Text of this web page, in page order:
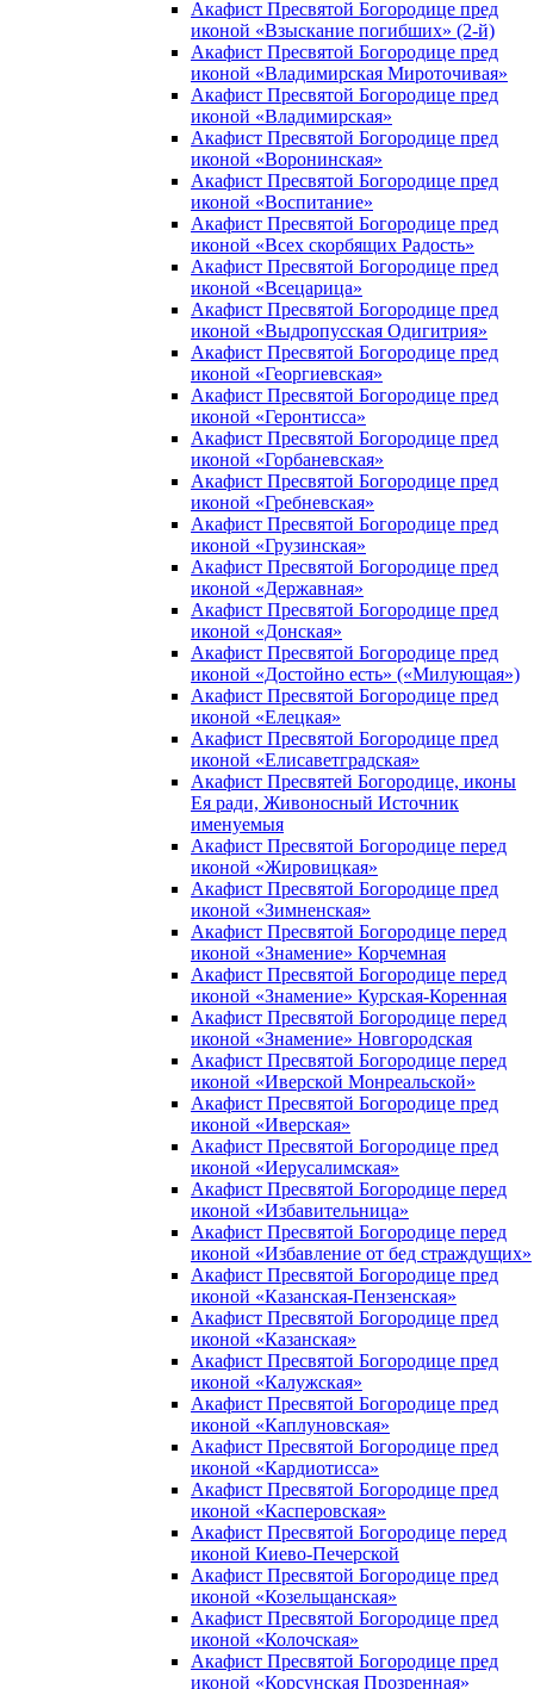
Акафист Пресвятой Богородице пред
иконой «Взыскание погибших» (2-й)
Акафист Пресвятой Богородице пред
иконой «Владимирская Мироточивая»
Акафист Пресвятой Богородице пред
иконой «Владимирская»
Акафист Пресвятой Богородице пред
иконой «Воронинская»
Акафист Пресвятой Богородице пред
иконой «Воспитание»
Акафист Пресвятой Богородице пред
иконой «Всех скорбящих Радость»
Акафист Пресвятой Богородице пред
иконой «Всецарица»
Акафист Пресвятой Богородице пред
иконой «Выдропусская Одигитрия»
Акафист Пресвятой Богородице пред
иконой «Георгиевская»
Акафист Пресвятой Богородице пред
иконой «Геронтисса»
Акафист Пресвятой Богородице пред
иконой «Горбаневская»
Акафист Пресвятой Богородице пред
иконой «Гребневская»
Акафист Пресвятой Богородице пред
иконой «Грузинская»
Акафист Пресвятой Богородице пред
иконой «Державная»
Акафист Пресвятой Богородице пред
иконой «Донская»
Акафист Пресвятой Богородице пред
иконой «Достойно есть» («Милующая»)
Акафист Пресвятой Богородице пред
иконой «Елецкая»
Акафист Пресвятой Богородице пред
иконой «Елисаветградская»
Акафист Пресвятей Богородице, иконы
Ея ради, Живоносный Источник
именуемыя
Акафист Пресвятой Богородице перед
иконой «Жировицкая»
Акафист Пресвятой Богородице пред
иконой «Зимненская»
Акафист Пресвятой Богородице перед
иконой «Знамение» Корчемная
Акафист Пресвятой Богородице перед
иконой «Знамение» Курская-Коренная
Акафист Пресвятой Богородице перед
иконой «Знамение» Новгородская
Акафист Пресвятой Богородице перед
иконой «Иверской Монреальской»
Акафист Пресвятой Богородице пред
иконой «Иверская»
Акафист Пресвятой Богородице пред
иконой «Иерусалимская»
Акафист Пресвятой Богородице перед
иконой «Избавительница»
Акафист Пресвятой Богородице перед
иконой «Избавление от бед страждущих»
Акафист Пресвятой Богородице пред
иконой «Казанская-Пензенская»
Акафист Пресвятой Богородице пред
иконой «Казанская»
Акафист Пресвятой Богородице пред
иконой «Калужская»
Акафист Пресвятой Богородице пред
иконой «Каплуновская»
Акафист Пресвятой Богородице пред
иконой «Кардиотисса»
Акафист Пресвятой Богородице пред
иконой «Касперовская»
Акафист Пресвятой Богородице перед
иконой Киево-Печерской
Акафист Пресвятой Богородице пред
иконой «Козельщанская»
Акафист Пресвятой Богородице пред
иконой «Колочская»
Акафист Пресвятой Богородице пред
иконой «Корсунская Прозренная»